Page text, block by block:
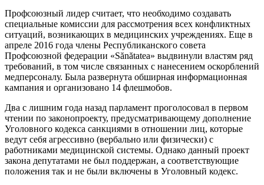
Профсоюзный лидер считает, что необходимо создавать
специ­альные комиссии для рассмотрения всех конфликтных
ситуаций, возни­кающих в медицинских учрежде­ниях. Еще в
апреле 2016 года члены Республиканского совета
Профсоюзной федерации «Sănătatea» выдвинули властям ряд
требова­ний, в том числе связанных с нане­сением оскорблений
медперсо­налу. Была развернута обширная информационная
кампания и орга­низовано 14 флешмобов.
Два с лишним года назад парла­мент проголосовал в первом
чте­нии по законопроекту, предусматривающему дополнение
Уголов­ного кодекса санкциями в отно­шении лиц, которые
ведут себя агрессивно (вербально или физи­чески) с
работниками медицинской системы. Однако данный проект
закона депутатами не был поддержан, а соответствующие
положения так и не были вклю­чены в Уголовный кодекс.